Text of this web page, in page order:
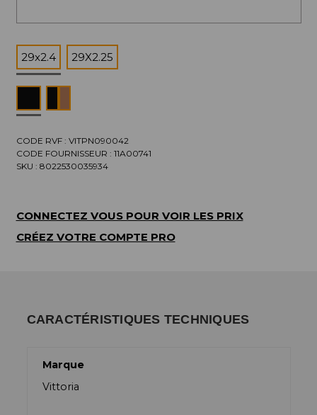
29x2.4 29X2.25
CODE RVF : VITPN090042
CODE FOURNISSEUR : 11A00741
SKU : 8022530035934
CONNECTEZ VOUS POUR VOIR LES PRIX
CRÉEZ VOTRE COMPTE PRO
CARACTÉRISTIQUES TECHNIQUES
Marque
Vittoria